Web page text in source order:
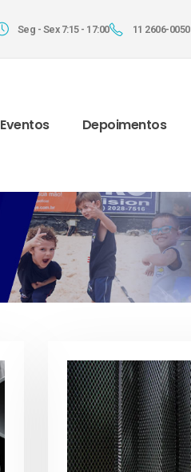
Seg - Sex 7:15 - 17:00 11 2606-0050
Eventos Depoimentos